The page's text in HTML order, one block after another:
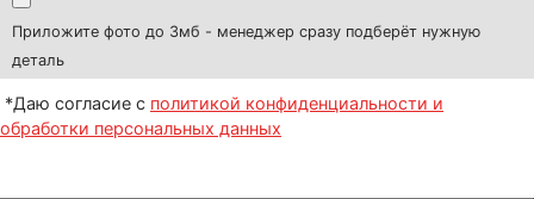
Приложите фото до 3мб - менеджер сразу подберёт нужную
деталь
*Даю согласие с политикой конфиденциальности и
обработки персональных данных